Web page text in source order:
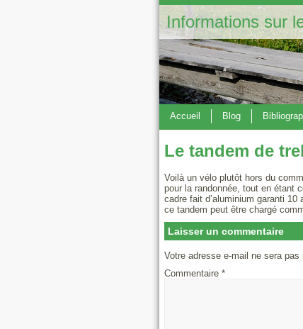
Informations sur
Accueil Blog
Le tandem de
Voilà un vélo plutôt hors du
pour la randonnée, tout en étant
cadre fait d’aluminium garanti
ce tandem peut être chargé
Laisser un commentaire
Votre adresse e-mail ne sera pas
Commentaire *